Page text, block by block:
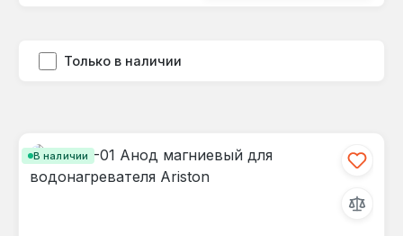
Только в наличии
В наличии